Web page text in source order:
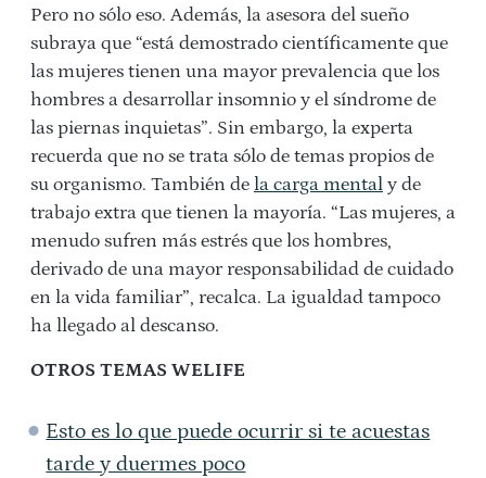
Pero no sólo eso. Además, la asesora del sueño
subraya que “está demostrado científicamente que
las mujeres tienen una mayor prevalencia que los
hombres a desarrollar insomnio y el síndrome de
las piernas inquietas”. Sin embargo, la experta
recuerda que no se trata sólo de temas propios de
su organismo. También de la carga mental y de
trabajo extra que tienen la mayoría. “Las mujeres, a
menudo sufren más estrés que los hombres,
derivado de una mayor responsabilidad de cuidado
en la vida familiar”, recalca. La igualdad tampoco
ha llegado al descanso.
OTROS TEMAS WELIFE
Esto es lo que puede ocurrir si te acuestas
tarde y duermes poco